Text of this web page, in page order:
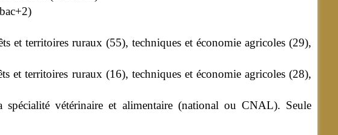
territoires ruraux (55), techniques et économie agricoles (29),
territoires ruraux (16), techniques et économie agricoles (28),
spécialité vétérinaire et alimentaire (national ou CNAL). Seule